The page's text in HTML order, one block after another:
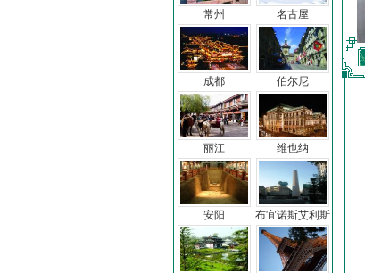
常州
成都
丽江
安阳
名古屋
伯尔尼
维也纳
布宜诺斯艾利斯
车前子